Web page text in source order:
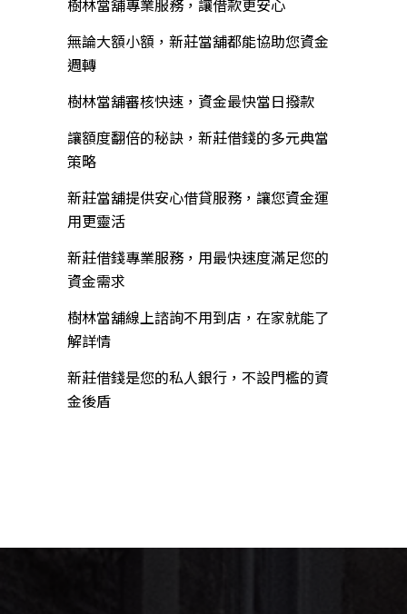
樹林當舖專業服務，讓借款更安心
無論大額小額，新莊當舖都能協助您資金
週轉
樹林當舖審核快速，資金最快當日撥款
讓額度翻倍的秘訣，新莊借錢的多元典當
策略
新莊當舖提供安心借貸服務，讓您資金運
用更靈活
新莊借錢專業服務，用最快速度滿足您的
資金需求
樹林當舖線上諮詢不用到店，在家就能了
解詳情
新莊借錢是您的私人銀行，不設門檻的資
金後盾